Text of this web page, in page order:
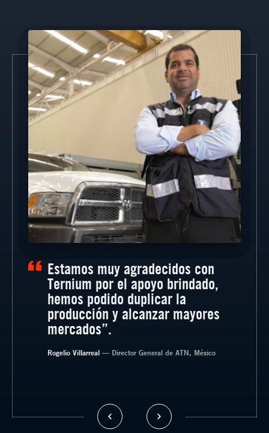
— Socio Gerente de Esteban Cordero SRL,
Estamos muy agradecidos con
Ternium por el apoyo brindado,
hemos podido duplicar la
producción y alcanzar mayores
mercados”.
Rogelio Villarreal— Director General de ATN, México
— Gerente General, SISTEGUA, Guatemala.
— Director de Grupo Bercomat, Argentina